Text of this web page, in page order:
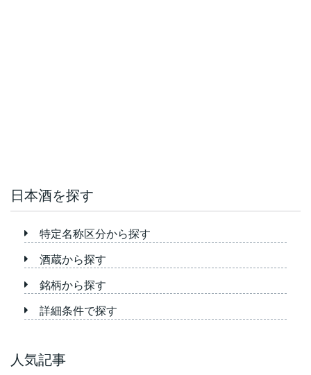
日本酒を探す
特定名称区分から探す
酒蔵から探す
銘柄から探す
詳細条件で探す
人気記事